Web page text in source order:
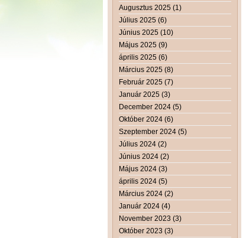
Augusztus 2025 (1)
Július 2025 (6)
Június 2025 (10)
Május 2025 (9)
április 2025 (6)
Március 2025 (8)
Február 2025 (7)
Január 2025 (3)
December 2024 (5)
Október 2024 (6)
Szeptember 2024 (5)
Július 2024 (2)
Június 2024 (2)
Május 2024 (3)
április 2024 (5)
Március 2024 (2)
Január 2024 (4)
November 2023 (3)
Október 2023 (3)